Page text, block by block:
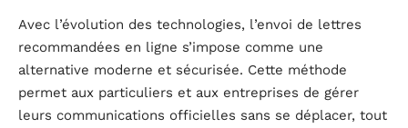
Avec l’évolution des technologies, l’envoi de lettres
recommandées en ligne s’impose comme une
alternative moderne et sécurisée. Cette méthode
permet aux particuliers et aux entreprises de gérer
leurs communications officielles sans se déplacer, tout